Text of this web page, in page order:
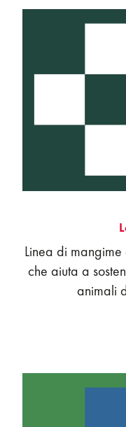
Linea di
che aiuta a
animali